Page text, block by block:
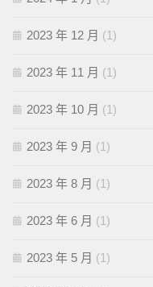
2023 年 12 月 (1)
2023 年 11 月 (1)
2023 年 10 月 (1)
2023 年 9 月 (1)
2023 年 8 月 (1)
2023 年 6 月 (1)
2023 年 5 月 (1)